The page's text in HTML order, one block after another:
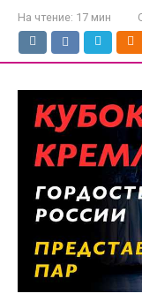
На чтение: 17 мин